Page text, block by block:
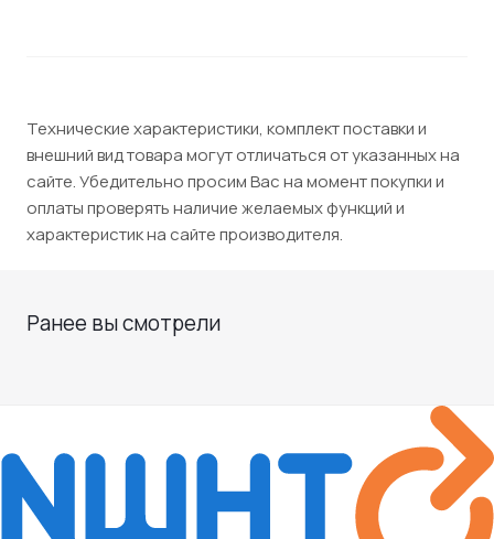
Технические характеристики, комплект поставки и
внешний вид товара могут отличаться от указанных на
сайте. Убедительно просим Вас на момент покупки и
оплаты проверять наличие желаемых функций и
характеристик на сайте производителя.
Ранее вы смотрели